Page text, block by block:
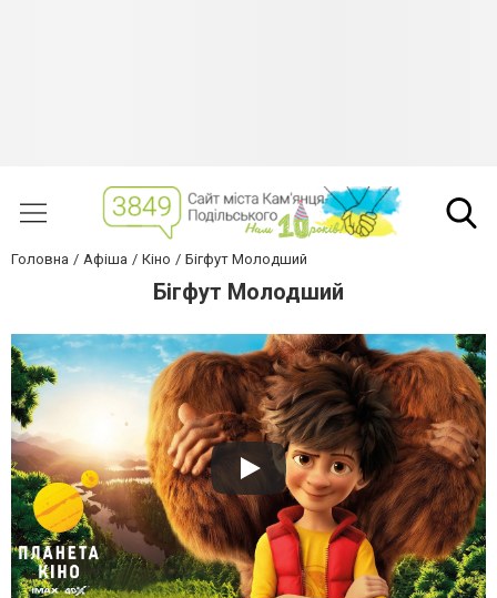
Головна Афіша Кіно Бігфут Молодший
Бігфут Молодший